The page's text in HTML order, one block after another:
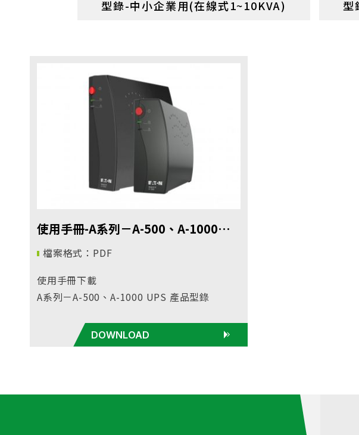
型錄-中小企業用(在線式1~10KVA) 型
使用手冊-A系列－A-500、A-1000
檔案格式：PDF
使用手冊下載
A系列－A-500、A-1000 UPS 產品型錄
DOWNLOAD